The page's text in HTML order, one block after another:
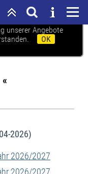
«
2026)
2026/2027
2026/2027
unserer Angebote
OK